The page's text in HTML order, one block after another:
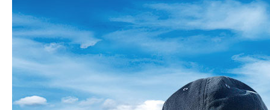
Для перевозки большей части грузов наша компания
использует тентованный полуприцеп Тонар Т3-16/К
позволяющий транспортировать большой объем груза, до 110
кубических метров.
Удобная и продуманная конструкция данного полуприцепа
позволяет осуществлять как боковую, так и верхнюю и
заднюю погрузку-разгрузку. Специальная корзина рассчитана
на два запасных колеса как для самого полуприцепа, так и
тягача.